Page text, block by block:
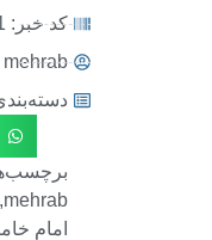
کد خبر: 7211
mehrab
mehrab
,
امام